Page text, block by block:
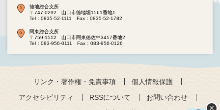
徳地総合支所
〒747-0292 山口市徳地堀1561番地1
Tel：0835-52-1111
Fax：0835-52-1782
阿東総合支所
〒759-1512 山口市阿東徳佐中3417番地2
Tel：083-956-0111
Fax：083-956-0126
リンク・著作権・免責事項
個人情報保護
アクセシビリティ
RSSについて
お問い合わせ